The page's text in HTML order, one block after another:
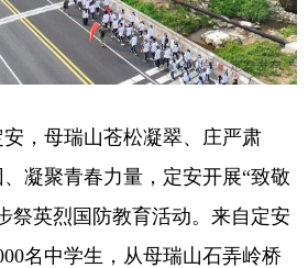
，母瑞山苍松凝翠、庄严肃
凝聚青春力量，定安开展“致敬
祭英烈国防教育活动。来自定安
名中学生，从母瑞山石弄岭桥